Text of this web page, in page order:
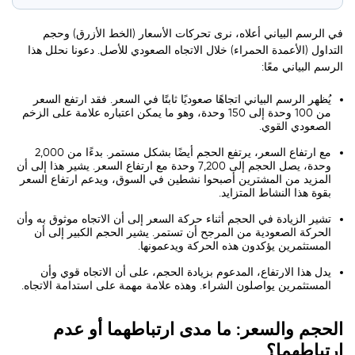
في الرسم البياني أعلاه، نرى تحركات الأسعار (الخط الأزرق) وحجم
التداول (الأعمدة الحمراء) خلال الاتجاه الصعودي للأصل. دعونا نحلل هذا
الرسم البياني معًا:
يُظهر الرسم البياني اتجاهًا صعوديًا ثابتًا في السعر. فقد ارتفع السعر
من 100 وحدة إلى 150 وحدة، وهو ما يمكن اعتباره علامة على الزخم
الصعودي القوي.
مع ارتفاع السعر، يرتفع الحجم أيضًا بشكل مستمر. بدءًا من 2,000
وحدة، يصل الحجم إلى 7,200 وحدة مع ارتفاع السعر. يشير هذا إلى أن
المزيد من المشترين أصبحوا نشطين في السوق، ويدعم ارتفاع السعر
بقوة هذا النشاط المتزايد.
تشير الزيادة في الحجم أثناء حركة السعر إلى أن الاتجاه موثوق به وأن
الحركة الصعودية من المرجح أن تستمر. يشير الحجم الكبير إلى أن
المستثمرين يؤكدون هذه الحركة ويدعمونها.
يدل هذا الارتفاع، المدعوم بزيادة الحجم، على أن الاتجاه قوي وأن
المستثمرين يواصلون الشراء. وهذه علامة مهمة على استدامة الاتجاه.
الحجم والسعر: ما مدى ارتباطهما أو عدم